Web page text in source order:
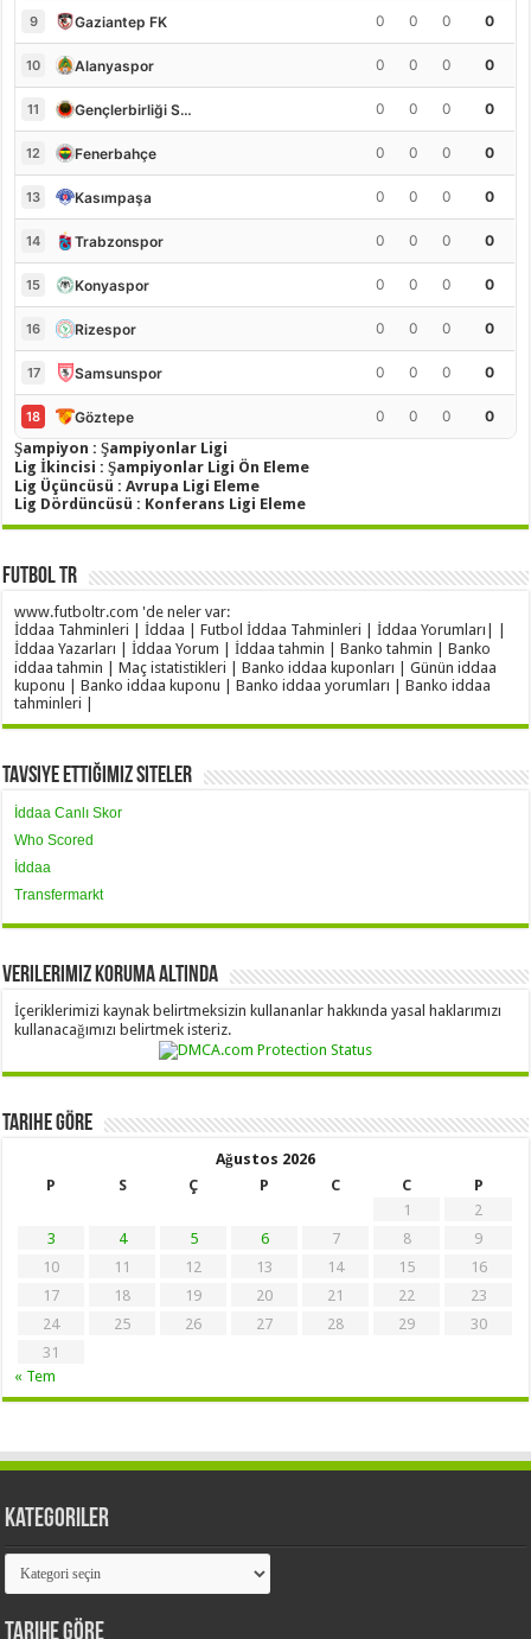
9 Gaziantep FK 0 0 0 0
10 Alanyaspor 0 0 0 0
11 Gençlerbirliği S.K. 0 0 0 0
12 Fenerbahçe 0 0 0 0
13 Kasımpaşa 0 0 0 0
14 Trabzonspor 0 0 0 0
15 Konyaspor 0 0 0 0
16 Rizespor 0 0 0 0
17 Samsunspor 0 0 0 0
18 Göztepe 0 0 0
0
Şampiyon : Şampiyonlar Ligi
Lig İkincisi : Şampiyonlar Ligi Ön Eleme
Lig Üçüncüsü : Avrupa Ligi Eleme
Lig Dördüncüsü : Konferans Ligi Eleme
Futbol TR
www.futboltr.com 'de neler var:
İddaa Tahminleri | İddaa | Futbol İddaa Tahminleri | İddaa Yorumları| |
İddaa Yazarları | İddaa Yorum | İddaa tahmin | Banko tahmin | Banko
iddaa tahmin | Maç istatistikleri | Banko iddaa kuponları | Günün iddaa
kuponu | Banko iddaa kuponu | Banko iddaa yorumları | Banko iddaa
tahminleri |
Tavsiye Ettiğimiz Siteler
İddaa Canlı Skor
Who Scored
İddaa
Transfermarkt
Verilerimiz Koruma Altında
İçeriklerimizi kaynak belirtmeksizin kullananlar hakkında yasal haklarımızı
kullanacağımızı belirtmek isteriz.
Tarihe Göre
Ağustos 2026
P
S Ç P C C
P
1
2
3
4 5 6 7 8
9
10
11 12 13 14 15
16
17
18 19 20 21 22
23
24
25 26 27 28 29
30
31
« Tem
Kategoriler
Kategoriler
Tarihe Göre